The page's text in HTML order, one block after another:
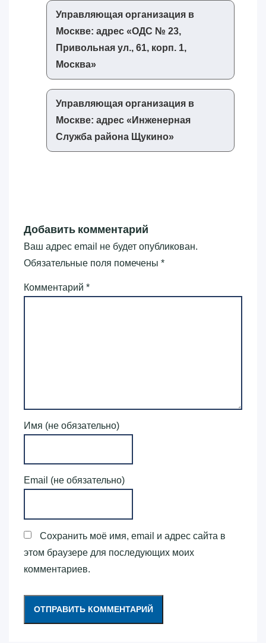
Управляющая организация в
Москве: адрес «‎ОДС № 23,
Привольная ул., 61, корп. 1,
Москва»‎
Управляющая организация в
Москве: адрес «‎Инженерная
Служба района Щукино»‎
Добавить комментарий
Ваш адрес email не будет опубликован.
Обязательные поля помечены *
Комментарий *
Имя (не обязательно)
Email (не обязательно)
Сохранить моё имя, email и адрес сайта в
этом браузере для последующих моих
комментариев.